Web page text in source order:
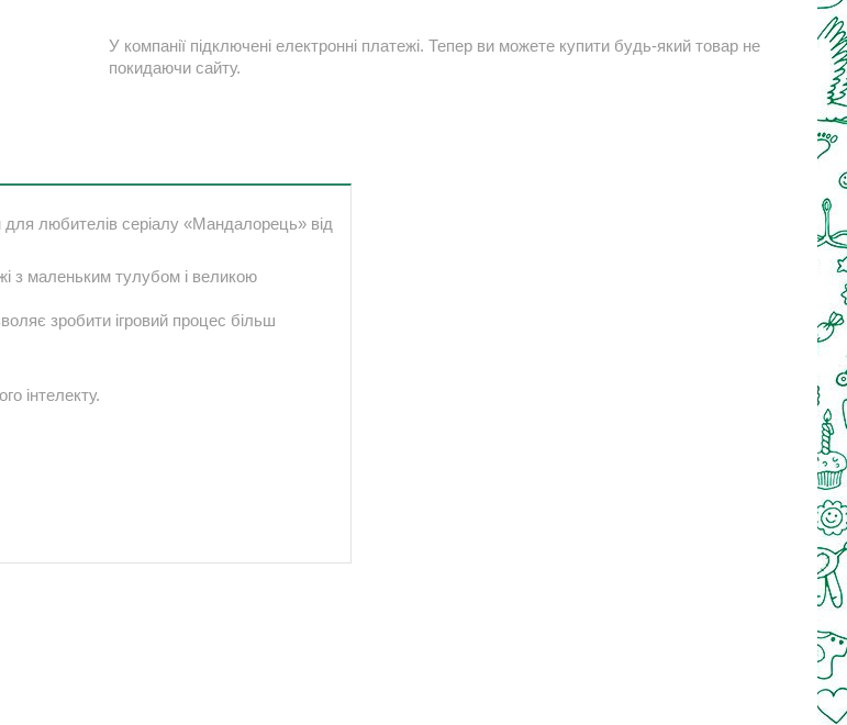
У компанії підключені електронні платежі. Тепер ви можете купити будь-який товар не
покидаючи сайту.
любителів серіалу «Мандалорець» від
з маленьким тулубом і великою
зробити ігровий процес більш
інтелекту.